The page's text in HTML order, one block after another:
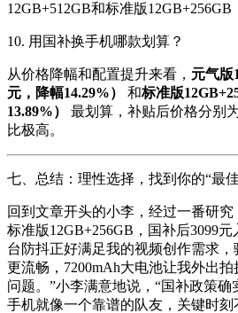
12GB+512GB和标准版12GB+256GB
10. 用国补换手机哪款划算？
从价格降幅和配置提升来看， 元气版
元，降幅14.29%）
和标准版
13.89%）
最划算，补贴后价格分别
比极高。
七、总结：理性选择，找到你的“最
回到文章开头的小李，经过一番研究
标准版12GB+256GB，国补后3099
台防抖正好满足我的视频创作需求
更流畅，7200mAh大电池让我外出
问题。”小李满意地说，“国补政策
手机就像一个靠谱的队友，关键时刻